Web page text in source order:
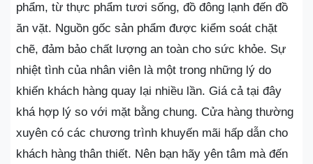
phẩm, từ thực phẩm tươi sống, đồ đông lạnh đến đồ
ăn vặt. Nguồn gốc sản phẩm được kiểm soát chặt
chẽ, đảm bảo chất lượng an toàn cho sức khỏe. Sự
nhiệt tình của nhân viên là một trong những lý do
khiến khách hàng quay lại nhiều lần. Giá cả tại đây
khá hợp lý so với mặt bằng chung. Cửa hàng thường
xuyên có các chương trình khuyến mãi hấp dẫn cho
khách hàng thân thiết. Nên bạn hãy yên tâm mà đến